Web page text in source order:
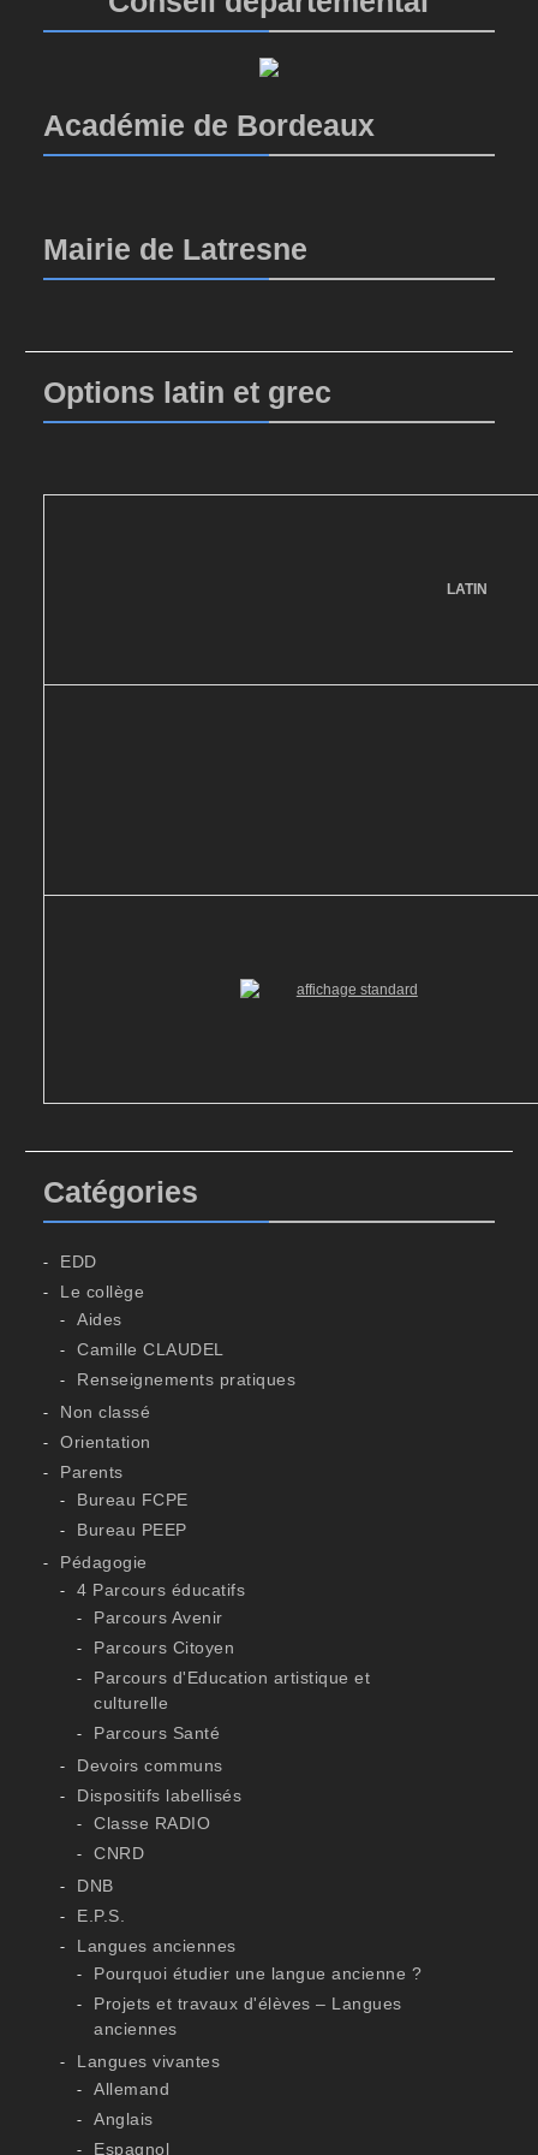
Académie de Bordeaux
Mairie de Latresne
Options latin et grec
LATIN
Catégories
EDD
Le collège
Aides
Camille CLAUDEL
Renseignements pratiques
Non classé
Orientation
Parents
Bureau FCPE
Bureau PEEP
Pédagogie
4 Parcours éducatifs
Parcours Avenir
Parcours Citoyen
Parcours d'Education artistique et
culturelle
Parcours Santé
Devoirs communs
Dispositifs labellisés
Classe RADIO
CNRD
DNB
E.P.S.
Langues anciennes
Pourquoi étudier une langue ancienne ?
Projets et travaux d'élèves – Langues
anciennes
Langues vivantes
Allemand
Anglais
Espagnol